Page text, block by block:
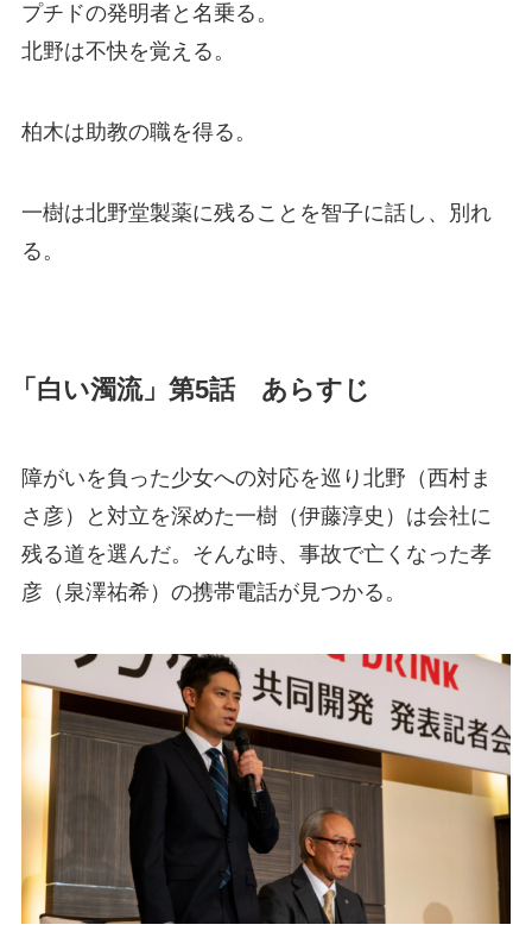
プチドの発明者と名乗る。
北野は不快を覚える。
柏木は助教の職を得る。
一樹は北野堂製薬に残ることを智子に話し、別れ
る。
「白い濁流」第5話 あらすじ
障がいを負った少女への対応を巡り北野（西村ま
さ彦）と対立を深めた一樹（伊藤淳史）は会社に
残る道を選んだ。そんな時、事故で亡くなった孝
彦（泉澤祐希）の携帯電話が見つかる。